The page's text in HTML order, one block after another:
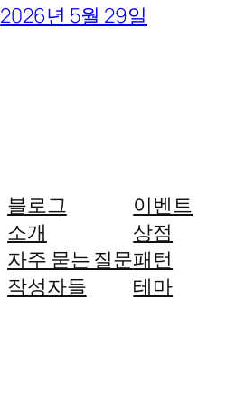
2026년 5월 29일
블로그
소개
자주 묻는 질문
작성자들
이벤트
상점
패턴
테마